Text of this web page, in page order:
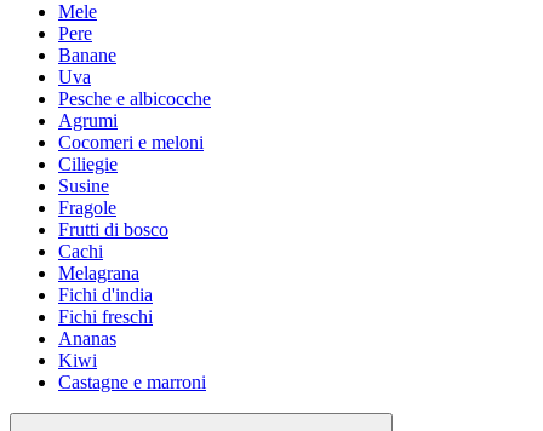
Mele
Pere
Banane
Uva
Pesche e albicocche
Agrumi
Cocomeri e meloni
Ciliegie
Susine
Fragole
Frutti di bosco
Cachi
Melagrana
Fichi d'india
Fichi freschi
Ananas
Kiwi
Castagne e marroni